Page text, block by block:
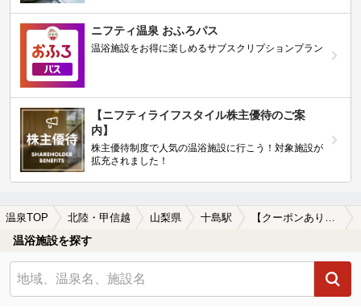
ニフティ温泉 おふろパス
温浴施設をお得に楽しめるサブスクリプションプラン
【ニフティライフスタイル株主優待のご案
内】
株主優待制度で人気の温浴施設に行こう！対象施設が
拡充されました！
温泉TOP 北陸・甲信越 山梨県 十島駅 【クーポンあり】冷え性に効能がある十島駅近くの温泉、日帰り温泉、スーパー銭湯おすすめ
温浴施設を探す